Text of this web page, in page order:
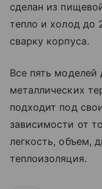
сделан из
тепло и холод до
сварку корпуса.
Все пять
металлических
подходит под
зависимости от
легкость, объем,
теплоизоляция.